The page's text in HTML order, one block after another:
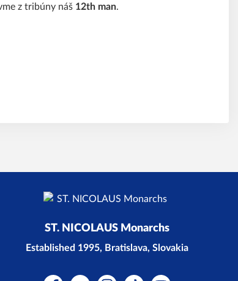
z tribúny náš 12th man.
ST. NICOLAUS Monarchs
Established 1995, Bratislava, Slovakia